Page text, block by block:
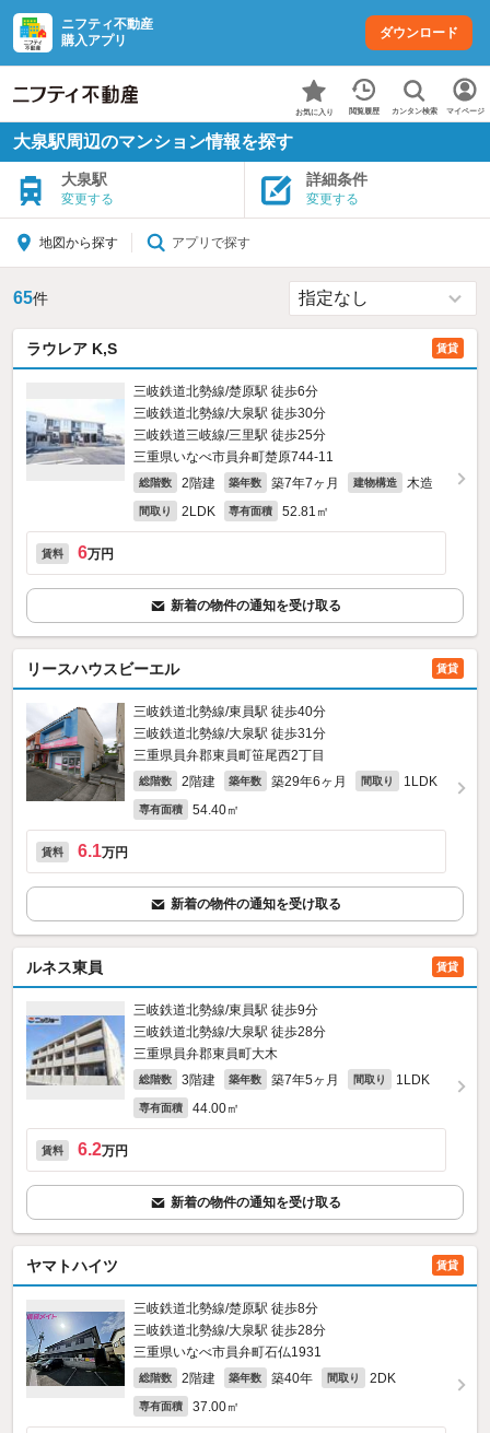
ニフティ不動産
購入アプリ
ダウンロード
お気に入り 閲覧履歴 カンタン検索 マイページ
大泉駅周辺のマンション情報を探す
大泉駅
変更する
詳細条件
変更する
地図から探す アプリで探す
65件
ラウレア K,S 賃貸
三岐鉄道北勢線/楚原駅 徒歩6分
三岐鉄道北勢線/大泉駅 徒歩30分
三岐鉄道三岐線/三里駅 徒歩25分
三重県いなべ市員弁町楚原744‐11
総階数 2階建 築年数 築7年7ヶ月 建物構造 木造
間取り 2LDK 専有面積 52.81㎡
賃料 6万円
新着の物件の通知を受け取る
リースハウスビーエル 賃貸
三岐鉄道北勢線/東員駅 徒歩40分
三岐鉄道北勢線/大泉駅 徒歩31分
三重県員弁郡東員町笹尾西2丁目
総階数 2階建 築年数 築29年6ヶ月 間取り 1LDK
専有面積 54.40㎡
賃料 6.1万円
新着の物件の通知を受け取る
ルネス東員 賃貸
三岐鉄道北勢線/東員駅 徒歩9分
三岐鉄道北勢線/大泉駅 徒歩28分
三重県員弁郡東員町大木
総階数 3階建 築年数 築7年5ヶ月 間取り 1LDK
専有面積 44.00㎡
賃料 6.2万円
新着の物件の通知を受け取る
ヤマトハイツ 賃貸
三岐鉄道北勢線/楚原駅 徒歩8分
三岐鉄道北勢線/大泉駅 徒歩28分
三重県いなべ市員弁町石仏1931
総階数 2階建 築年数 築40年 間取り 2DK
専有面積 37.00㎡